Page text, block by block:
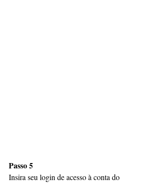
Passo 5
Insira seu login de acesso à conta do